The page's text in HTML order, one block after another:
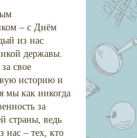
– с Днём
из нас
державы.
свое
историю и
мы как никогда
за
страны, ведь
нас – тех, кто